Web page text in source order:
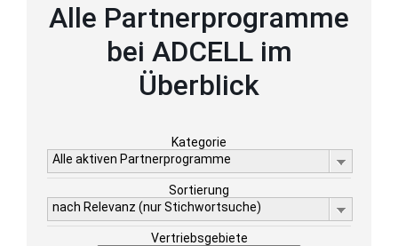
Alle Partnerprogramme
bei ADCELL im
Überblick
Kategorie
Alle aktiven Partnerprogramme
Sortierung
nach Relevanz (nur Stichwortsuche)
Vertriebsgebiete